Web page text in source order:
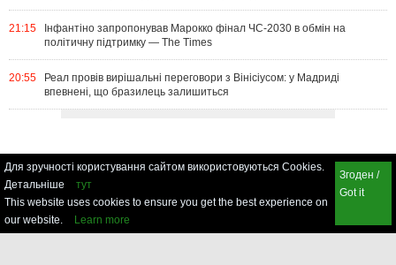
21:15
Інфантіно запропонував Марокко фінал ЧС-2030 в обмін на
політичну підтримку — The Times
20:55
Реал провів вирішальні переговори з Вінісіусом: у Мадриді
впевнені, що бразилець залишиться
Для зручності користування сайтом використовуються Cookies.
Детальніше
тут
This website uses cookies to ensure you get the best experience on
our website.
Learn more
Згоден /
Got it